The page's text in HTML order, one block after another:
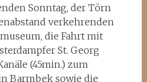
Sonntag, der Törn
verkehrenden
die Fahrt mit
St. Georg
(45min.) zum
Barmbek sowie die